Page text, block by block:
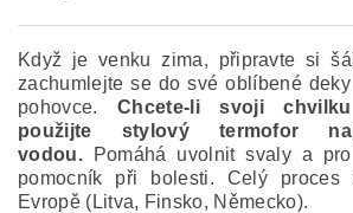
Když je venku zima, připravte si
zachumlejte se do své oblíbené
pohovce.Chcete-li svoji
použijte stylový termofor
vodou.Pomáhá uvolnit svaly a
pomocník při bolesti. Celý proces
Evropě (Litva, Finsko, Německo).